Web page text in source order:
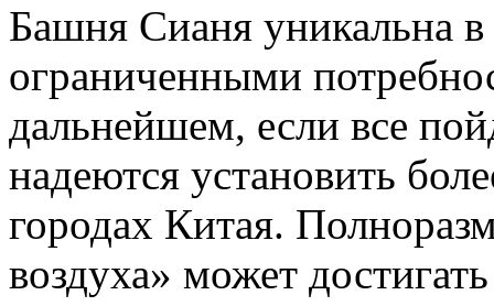
Башня Сианя уникальна
ограниченными
дальнейшем, если все
надеются установить
городах Китая.
воздуха» может